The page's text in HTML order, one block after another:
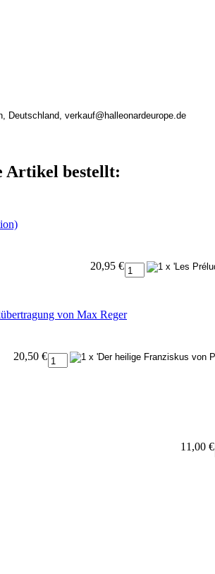
Deutschland, verkauf@halleonardeurope.de
Artikel bestellt:
20,95 €
von Max Reger
20,50 €
11,00 €